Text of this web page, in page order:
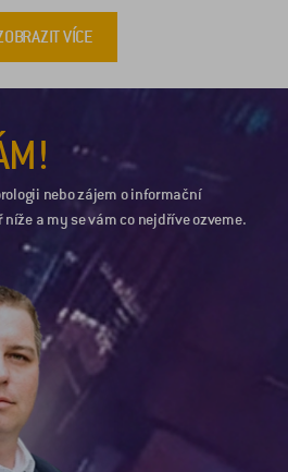
VÍCE
nebo zájem o informační
a my se vám co nejdříve ozveme.